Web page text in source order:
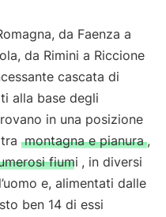
da Faenza a
da Rimini a Riccione
cascata di
alla base degli
in una posizione
montagna e pianura ,
fiumi , in diversi
e, alimentati dalle
ben 14 di essi